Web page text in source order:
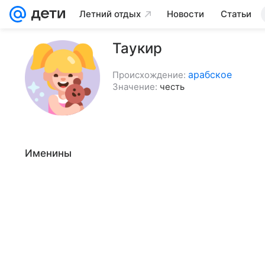
Летний отдых Новости Статьи
Таукир
Происхождение: арабское
Значение: честь
Именины